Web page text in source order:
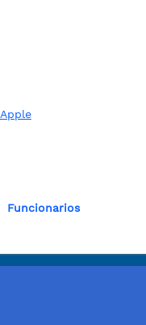
Apple
Funcionarios